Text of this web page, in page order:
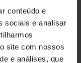
conteúdo e
sociais e analisar
site com nossos
e análises, que